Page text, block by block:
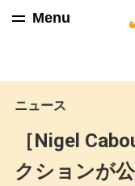
Menu
ニュース
［Nigel
クションが公